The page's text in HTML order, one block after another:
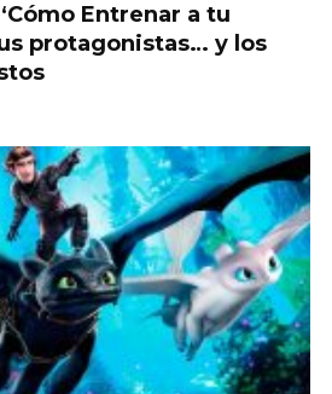
Entrenar a tu
protagonistas… y los